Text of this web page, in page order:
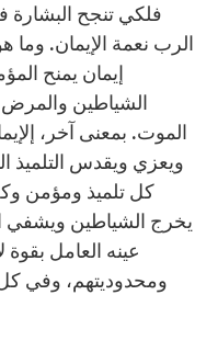
فلكي تنجح
الرب نعمة اﻹيمان. وما
إيمان يمنح
الشياطين والمرض
الموت. بمعنى آخر،
ويعزي ويقدس التلميذ
كل تلميذ ومؤمن
يخرج الشياطين ويشفي
عينه العامل
ومحدوديتهم، وفي